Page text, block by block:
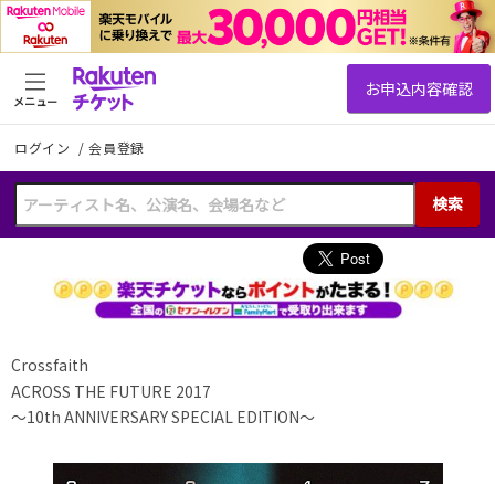
ログイン /会員登録
検索
メニュー
Crossfaith
ACROSS THE FUTURE 2017
～10th ANNIVERSARY SPECIAL EDITION～